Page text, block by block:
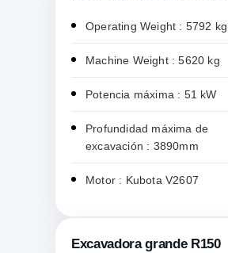
Operating Weight : 5792 kg
Machine Weight : 5620 kg
Potencia máxima : 51 kW
Profundidad máxima de
excavación : 3890mm
Motor : Kubota V2607
Excavadora grande R150